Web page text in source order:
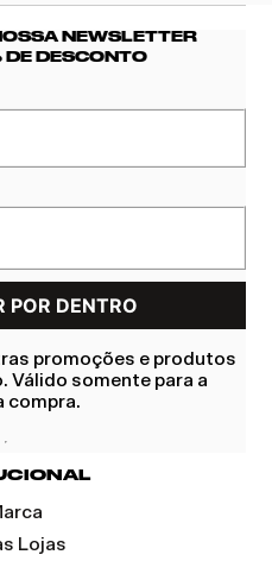
NEWSLETTER
DESCONTO
promoções e produtos
Válido somente para a
compra.
Lojas